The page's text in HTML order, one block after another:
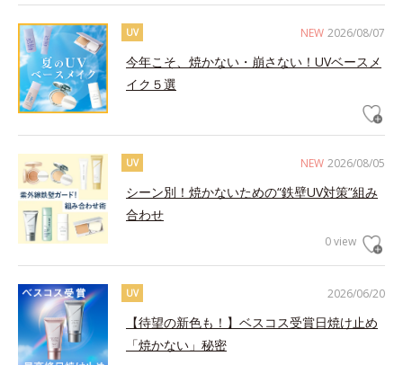
NEW 2026/08/07
UV
今年こそ、焼かない・崩さない！UVベースメ
イク５選
NEW 2026/08/05
UV
シーン別！焼かないための“鉄壁UV対策”組み
合わせ
0 view
2026/06/20
UV
【待望の新色も！】ベスコス受賞日焼け止め
「焼かない」秘密